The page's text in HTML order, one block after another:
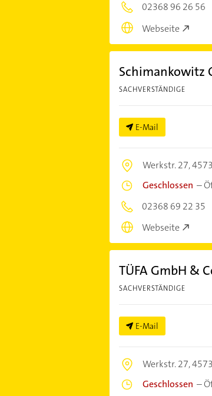
02368 96 26 56
Webseite
Schimankowitz
SACHVERSTÄNDIGE
E-Mail
Werkstr. 27,
Geschlossen –
02368 69 22 35
Webseite
TÜFA GmbH &
SACHVERSTÄNDIGE
E-Mail
Werkstr. 27,
Geschlossen –